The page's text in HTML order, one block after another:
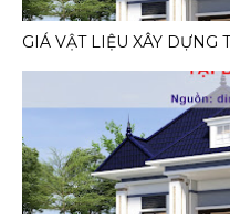
GIÁ VẬT LIỆU XÂY